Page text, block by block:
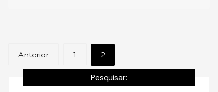
Navegação
por
Anterior 1 2
Pesquisar: